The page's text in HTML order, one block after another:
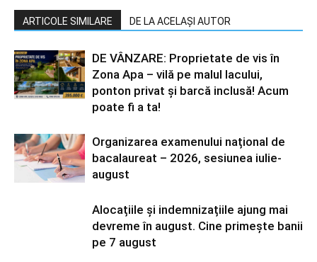
ARTICOLE SIMILARE DE LA ACELAȘI AUTOR
DE VÂNZARE: Proprietate de vis în
Zona Apa – vilă pe malul lacului,
ponton privat și barcă inclusă! Acum
poate fi a ta!
Organizarea examenului național de
bacalaureat – 2026, sesiunea iulie-
august
Alocațiile și indemnizațiile ajung mai
devreme în august. Cine primește banii
pe 7 august